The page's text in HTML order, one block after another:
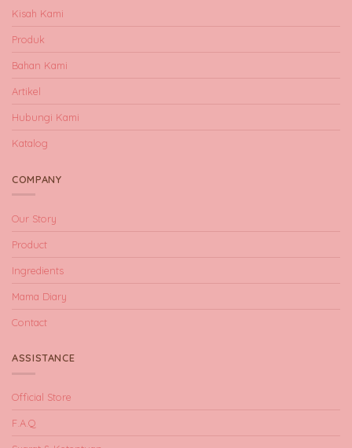
Kisah Kami
Produk
Bahan Kami
Artikel
Hubungi Kami
Katalog
COMPANY
Our Story
Product
Ingredients
Mama Diary
Contact
ASSISTANCE
Official Store
F.A.Q